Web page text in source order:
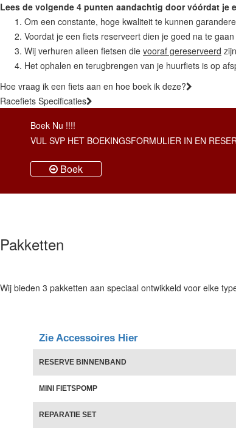
Lees de volgende 4 punten aandachtig door vóórdat je
Om een constante, hoge kwaliteit te kunnen
Voordat je een fiets reserveert dien je goed na te gaan
Wij verhuren alleen fietsen die vooraf gereserveerd
Het ophalen en terugbrengen van je huurfiets is op
Hoe vraag ik een fiets aan en hoe boek ik deze?
Racefiets Specificaties
Boek Nu !!!!
VUL SVP HET BOEKINGSFORMULIER IN EN
Boek
Pakketten
Wij bieden 3 pakketten aan speciaal ontwikkeld voor elke
Zie Accessoires Hier
RESERVE BINNENBAND
MINI FIETSPOMP
REPARATIE SET